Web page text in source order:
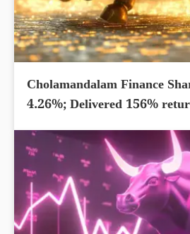
Cholamandalam Finance
4.26%; Delivered 156%